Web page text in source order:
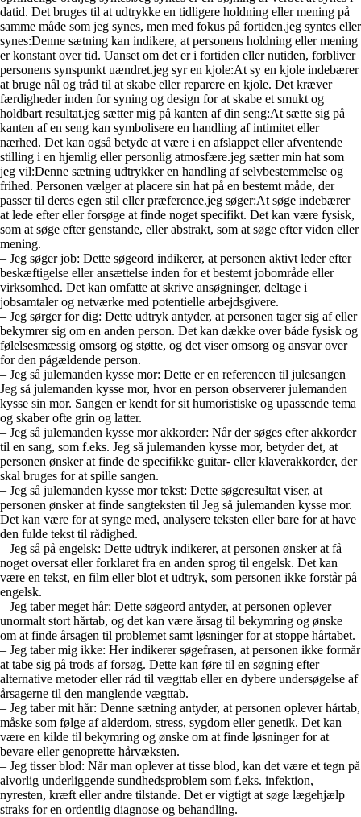
datid. Det bruges til at udtrykke en tidligere holdning eller mening på
samme måde som jeg synes, men med fokus på fortiden.jeg syntes eller
synes:Denne sætning kan indikere, at personens holdning eller mening
er konstant over tid. Uanset om det er i fortiden eller nutiden, forbliver
personens synspunkt uændret.jeg syr en kjole:At sy en kjole indebærer
at bruge nål og tråd til at skabe eller reparere en kjole. Det kræver
færdigheder inden for syning og design for at skabe et smukt og
holdbart resultat.jeg sætter mig på kanten af din seng:At sætte sig på
kanten af en seng kan symbolisere en handling af intimitet eller
nærhed. Det kan også betyde at være i en afslappet eller afventende
stilling i en hjemlig eller personlig atmosfære.jeg sætter min hat som
jeg vil:Denne sætning udtrykker en handling af selvbestemmelse og
frihed. Personen vælger at placere sin hat på en bestemt måde, der
passer til deres egen stil eller præference.jeg søger:At søge indebærer
at lede efter eller forsøge at finde noget specifikt. Det kan være fysisk,
som at søge efter genstande, eller abstrakt, som at søge efter viden eller
mening.
– Jeg søger job: Dette søgeord indikerer, at personen aktivt leder efter
beskæftigelse eller ansættelse inden for et bestemt jobområde eller
virksomhed. Det kan omfatte at skrive ansøgninger, deltage i
jobsamtaler og netværke med potentielle arbejdsgivere.
– Jeg sørger for dig: Dette udtryk antyder, at personen tager sig af eller
bekymrer sig om en anden person. Det kan dække over både fysisk og
følelsesmæssig omsorg og støtte, og det viser omsorg og ansvar over
for den pågældende person.
– Jeg så julemanden kysse mor: Dette er en referencen til julesangen
Jeg så julemanden kysse mor, hvor en person observerer julemanden
kysse sin mor. Sangen er kendt for sit humoristiske og upassende tema
og skaber ofte grin og latter.
– Jeg så julemanden kysse mor akkorder: Når der søges efter akkorder
til en sang, som f.eks. Jeg så julemanden kysse mor, betyder det, at
personen ønsker at finde de specifikke guitar- eller klaverakkorder, der
skal bruges for at spille sangen.
– Jeg så julemanden kysse mor tekst: Dette søgeresultat viser, at
personen ønsker at finde sangteksten til Jeg så julemanden kysse mor.
Det kan være for at synge med, analysere teksten eller bare for at have
den fulde tekst til rådighed.
– Jeg så på engelsk: Dette udtryk indikerer, at personen ønsker at få
noget oversat eller forklaret fra en anden sprog til engelsk. Det kan
være en tekst, en film eller blot et udtryk, som personen ikke forstår på
engelsk.
– Jeg taber meget hår: Dette søgeord antyder, at personen oplever
unormalt stort hårtab, og det kan være årsag til bekymring og ønske
om at finde årsagen til problemet samt løsninger for at stoppe hårtabet.
– Jeg taber mig ikke: Her indikerer søgefrasen, at personen ikke formår
at tabe sig på trods af forsøg. Dette kan føre til en søgning efter
alternative metoder eller råd til vægttab eller en dybere undersøgelse af
årsagerne til den manglende vægttab.
– Jeg taber mit hår: Denne sætning antyder, at personen oplever hårtab,
måske som følge af alderdom, stress, sygdom eller genetik. Det kan
være en kilde til bekymring og ønske om at finde løsninger for at
bevare eller genoprette hårvæksten.
– Jeg tisser blod: Når man oplever at tisse blod, kan det være et tegn på
alvorlig underliggende sundhedsproblem som f.eks. infektion,
nyresten, kræft eller andre tilstande. Det er vigtigt at søge lægehjælp
straks for en ordentlig diagnose og behandling.